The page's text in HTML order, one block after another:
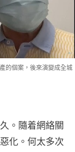
的個案，後來演變成全城
。隨着網絡關
化。何太多次